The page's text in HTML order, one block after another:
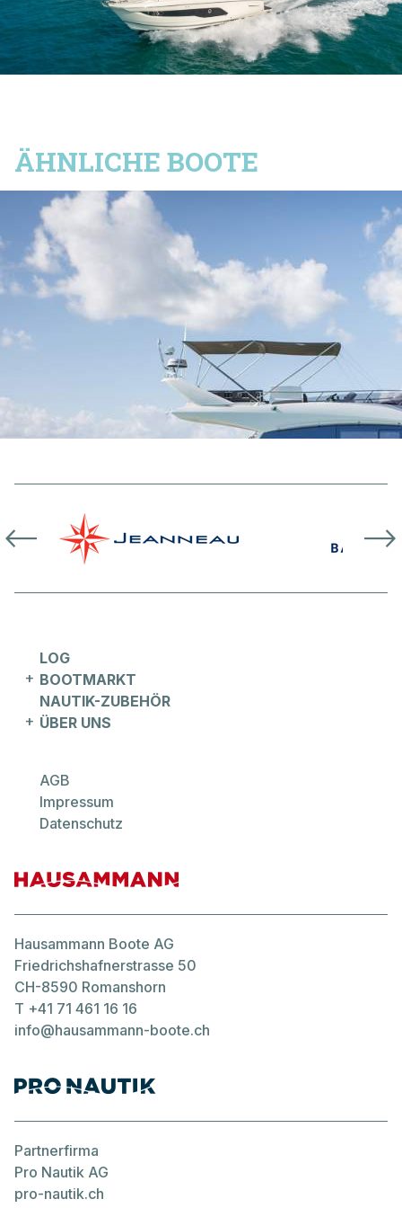
Handy
ABSCHICKEN
ÄHNLICHE BOOTE
Hausammann Boote AG
Friedrichshafnerstrasse 50
CH-8590 Romanshorn
T +41 71 461 16 16
info@hausammann-boote.ch
LOG
BOOTMARKT
NAUTIK-ZUBEHÖR
ÜBER UNS
Partnerfirma
Pro Nautik AG
pro-nautik.ch
AGB
Impressum
Datenschutz